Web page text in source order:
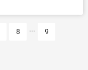
8 ... 9